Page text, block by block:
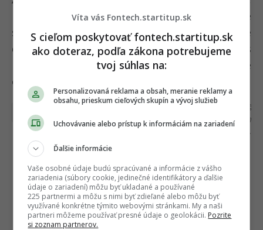
Partizánske by mohlo patriť medzi prvé
slovenské mestá, ktoré budú vykurovanie
domácností riešiť takmer bez fosílnych palív, s
nižšími emisiami a stabilnejšími cenami pre
obyvateľov.
Ďakujeme, že čítaš Fontech. V prípade, že máš
postreh alebo si našiel v článku chybu, napíš nám
naredakcia@fontech.sk .
Víta vás Fontech.startitup.sk
S cieľom poskytovať fontech.startitup.sk
ako doteraz, podľa zákona potrebujeme
tvoj súhlas na:
Personalizovaná reklama a obsah, meranie reklamy a
obsahu, prieskum cieľových skupín a vývoj služieb
Uchovávanie alebo prístup k informáciám na zariadení
Ďalšie informácie
Vaše osobné údaje budú spracúvané a informácie z vášho
zariadenia (súbory cookie, jedinečné identifikátory a ďalšie
údaje o zariadení) môžu byť ukladané a používané
225 partnermi a môžu s nimi byť zdieľané alebo môžu byť
využívané konkrétne týmito webovými stránkami. My a naši
partneri môžeme používať presné údaje o geolokácii. Pozrite
si zoznam partnerov.